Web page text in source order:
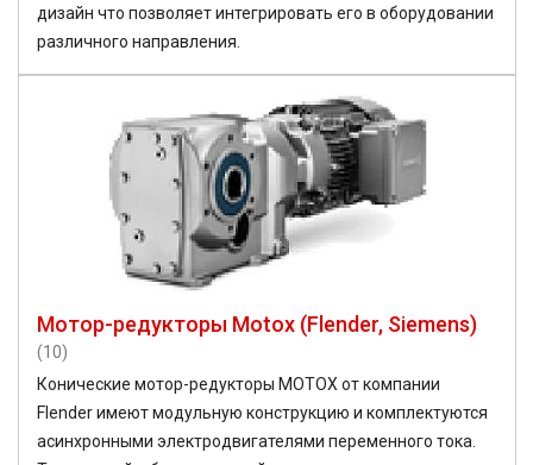
дизайн что позволяет интегрировать его в оборудовании
различного направления.
Мотор-редукторы Motox (Flender, Siemens)
(10)
Конические мотор-редукторы MOTOX от компании
Flender имеют модульную конструкцию и комплектуются
асинхронными электродвигателями переменного тока.